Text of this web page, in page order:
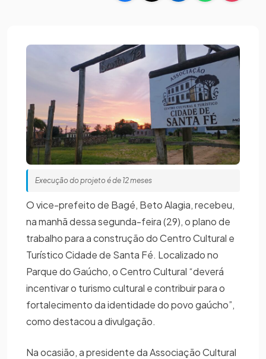
Execução do projeto é de 12 meses
O vice-prefeito de Bagé, Beto Alagia, recebeu,
na manhã dessa segunda-feira (29), o plano de
trabalho para a construção do Centro Cultural e
Turístico Cidade de Santa Fé. Localizado no
Parque do Gaúcho, o Centro Cultural “deverá
incentivar o turismo cultural e contribuir para o
fortalecimento da identidade do povo gaúcho”,
como destacou a divulgação.
Na ocasião, a presidente da Associação Cultural